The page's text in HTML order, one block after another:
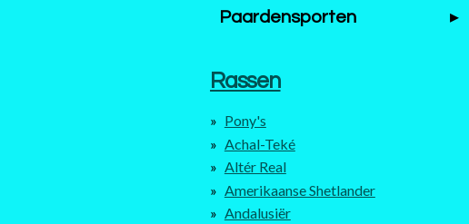
Paardensporten
Rassen
Pony's
Achal-Teké
Altér Real
Amerikaanse Shetlander
Andalusiër